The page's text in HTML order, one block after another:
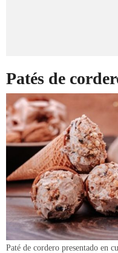
Patés de
Paté de cordero presentado en